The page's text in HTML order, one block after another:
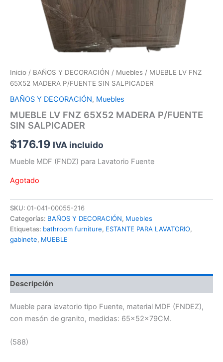
Inicio / BAÑOS Y DECORACIÓN / Muebles / MUEBLE LV FNZ
65X52 MADERA P/FUENTE SIN SALPICADER
BAÑOS Y DECORACIÓN, Muebles
MUEBLE LV FNZ 65X52 MADERA P/FUENTE
SIN SALPICADER
$176.19 IVA incluido
Mueble MDF (FNDZ) para Lavatorio Fuente
Agotado
SKU: 01-041-00055-216
Categorías: BAÑOS Y DECORACIÓN, Muebles
Etiquetas: bathroom furniture, ESTANTE PARA LAVATORIO,
gabinete, MUEBLE
Descripción
Mueble para lavatorio tipo Fuente, material MDF (FNDEZ),
con mesón de granito, medidas: 65x52x79CM.
(588)